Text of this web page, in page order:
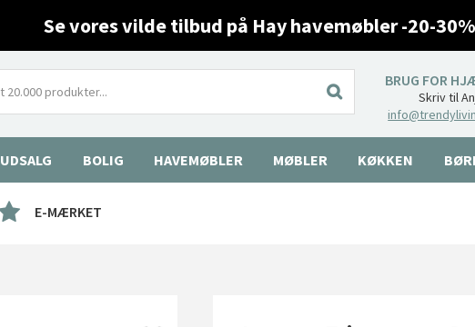
Se vores vilde tilbud på Hay havemøbler -20-
BRUG FOR
Skriv til
UDSALG BOLIG HAVEMØBLER MØBLER KØKKEN
E-MÆRKET